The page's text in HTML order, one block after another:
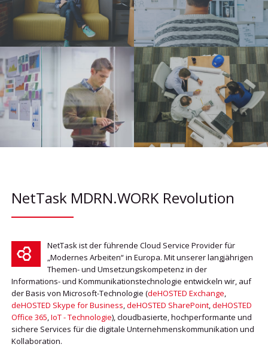
NetTask MDRN.WORK Revolution
NetTask ist der führende Cloud Service Provider für
„Modernes Arbeiten“ in Europa. Mit unserer langjährigen
Themen- und Umsetzungskompetenz in der
Informations- und Kommunikationstechnologie entwickeln wir, auf
der Basis von Microsoft-Technologie (deHOSTED Exchange,
deHOSTED Skype for Business,deHOSTED SharePoint,deHOSTED
Office 365,IoT - Technologie), cloudbasierte, hochperformante und
sichere Services für die digitale Unternehmenskommunikation und
Kollaboration.